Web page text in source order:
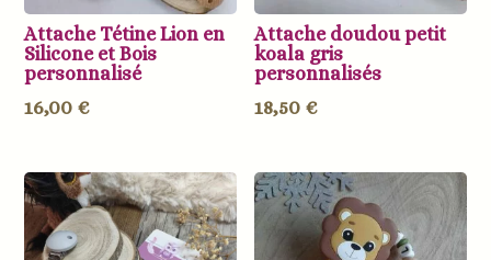
Attache Tétine Lion en
Silicone et Bois
personnalisé
16,00 €
Attache doudou petit
koala gris
personnalisés
18,50 €